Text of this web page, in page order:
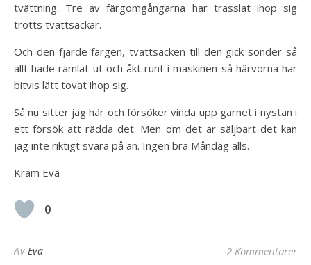
tvättning. Tre av färgomgångarna har trasslat ihop sig
trotts tvättsäckar.
Och den fjärde färgen, tvättsäcken till den gick sönder så
allt hade ramlat ut och åkt runt i maskinen så härvorna har
bitvis lätt tovat ihop sig.
Så nu sitter jag här och försöker vinda upp garnet i nystan i
ett försök att rädda det. Men om det är säljbart det kan
jag inte riktigt svara på än. Ingen bra Måndag alls.
Kram Eva
0
Av Eva 2 Kommentarer